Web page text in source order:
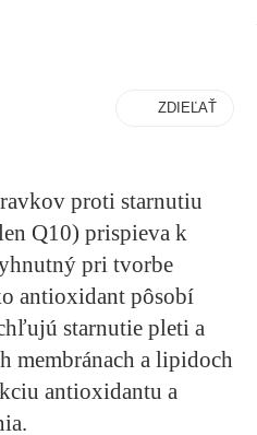
ZDIEĽAŤ
proti starnutiu
Q10) prispieva k
pri tvorbe
antioxidant pôsobí
starnutie pleti a
membránach a lipidoch
antioxidantu a